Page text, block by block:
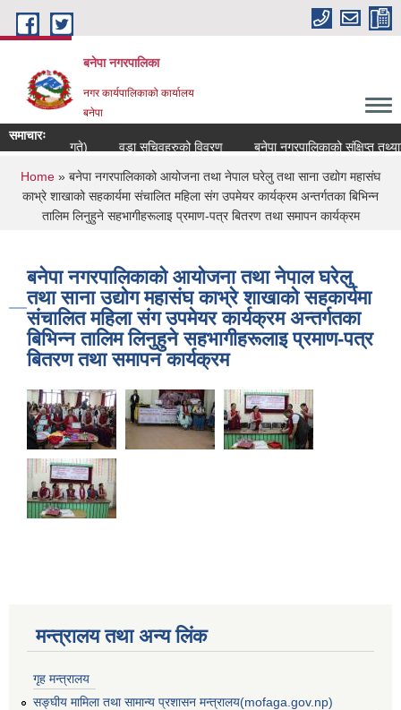
Skip to main content
बनेपा नगरपालिका
नगर कार्यपालिकाको कार्यालय
बनेपा
समाचारः
साउन ०५ गते)
वडा सचिवहरुको विवरण बनेपा नगरपालिकाको संक्षिप्त
You are here
Home » बनेपा नगरपालिकाको आयोजना तथा नेपाल घरेलु तथा साना उद्योग महासंघ
काभ्रे शाखाको सहकार्यमा संचालित महिला संग उपमेयर कार्यक्रम अन्तर्गतका बिभिन्न
तालिम लिनुहुने सहभागीहरूलाइ प्रमाण-पत्र बितरण तथा समापन कार्यक्रम
बनेपा नगरपालिकाको आयोजना तथा नेपाल घरेलु
तथा साना उद्योग महासंघ काभ्रे शाखाको सहकार्यमा
संचालित महिला संग उपमेयर कार्यक्रम अन्तर्गतका
बिभिन्न तालिम लिनुहुने सहभागीहरूलाइ प्रमाण-पत्र
बितरण तथा समापन कार्यक्रम
मन्त्रालय तथा अन्य लिंक
गृह मन्त्रालय
सङ्घीय मामिला तथा सामान्य प्रशासन मन्त्रालय(mofaga.gov.np)